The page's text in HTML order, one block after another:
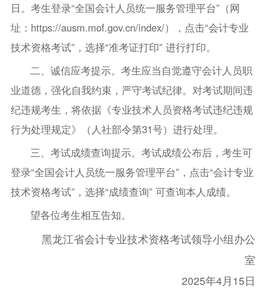
日。考生登录“全国会计人员统一服务管理平台”（网
址：https://ausm.mof.gov.cn/index/），点击“会计专业
技术资格考试”，选择“准考证打印” 进行打印。
二、诚信应考提示。考生应当自觉遵守会计人员职
业道德，强化自我约束，严守考试纪律。对考试期间违
纪违规考生，将依据《专业技术人员资格考试违纪违规
行为处理规定》（人社部令第31号）进行处理。
三、考试成绩查询提示。考试成绩公布后，考生可
登录“全国会计人员统一服务管理平台”，点击“会计专业
技术资格考试”，选择“成绩查询” 可查询本人成绩。
望各位考生相互告知。
黑龙江省会计专业技术资格考试领导小组办公
室
2025年4月15日